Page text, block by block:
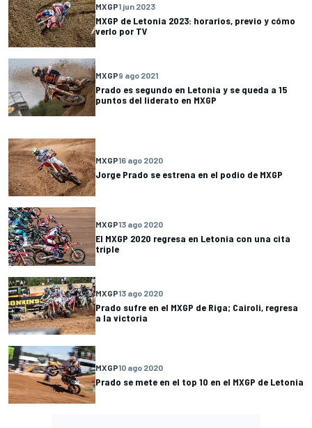
MXGP1 jun 2023
MXGP de Letonia 2023: horarios, previo y cómo
verlo por TV
MXGP9 ago 2021
Prado es segundo en Letonia y se queda a 15
puntos del liderato en MXGP
MXGP16 ago 2020
Jorge Prado se estrena en el podio de MXGP
MXGP13 ago 2020
El MXGP 2020 regresa en Letonia con una cita
triple
MXGP13 ago 2020
Prado sufre en el MXGP de Riga; Cairoli, regresa
a la victoria
MXGP10 ago 2020
Prado se mete en el top 10 en el MXGP de Letonia